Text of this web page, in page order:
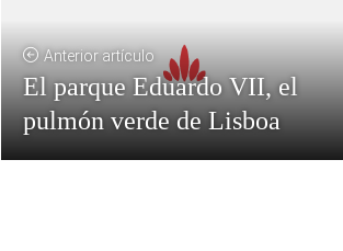
Anterior artículo
El parque Eduardo VII, el
pulmón verde de Lisboa